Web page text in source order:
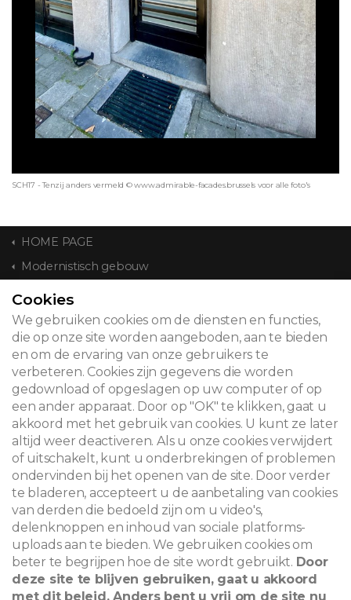
SCH17 - Tenzij anders vermeld © www.admirable-facades.brussels voor alle foto's
HOME PAGE
Modernistisch gebouw
CONTACT
© 2026
Juridische kennisgeving
Newsletter
Zoeken
Cookies
We gebruiken cookies om de diensten en functies,
die op onze site worden aangeboden, aan te bieden
en om de ervaring van onze gebruikers te
verbeteren. Cookies zijn gegevens die worden
gedownload of opgeslagen op uw computer of op
een ander apparaat. Door op "OK" te klikken, gaat u
akkoord met het gebruik van cookies. U kunt ze later
altijd weer deactiveren. Als u onze cookies verwijdert
of uitschakelt, kunt u onderbrekingen of problemen
ondervinden bij het openen van de site. Door verder
te bladeren, accepteert u de aanbetaling van cookies
van derden die bedoeld zijn om u video's,
delenknoppen en inhoud van sociale platforms-
uploads aan te bieden. We gebruiken cookies om
beter te begrijpen hoe de site wordt gebruikt. Door
deze site te blijven gebruiken, gaat u akkoord
met dit beleid. Anders bent u vrij om de site nu